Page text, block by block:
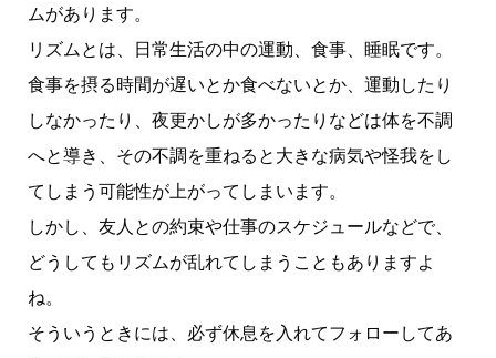
ムがあります。
リズムとは、日常生活の中の運動、食事、睡眠です。
食事を摂る時間が遅いとか食べないとか、運動したり
しなかったり、夜更かしが多かったりなどは体を不調
へと導き、その不調を重ねると大きな病気や怪我をし
てしまう可能性が上がってしまいます。
しかし、友人との約束や仕事のスケジュールなどで、
どうしてもリズムが乱れてしまうこともありますよ
ね。
そういうときには、必ず休息を入れてフォローしてあ